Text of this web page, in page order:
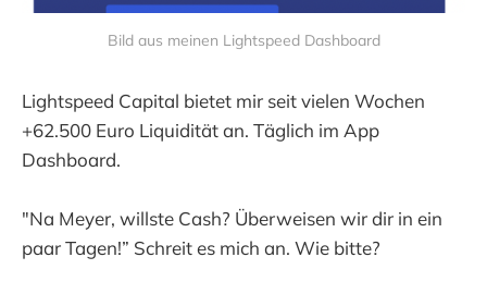
Bild aus meinen Lightspeed Dashboard
Lightspeed Capital bietet mir seit vielen Wochen
+62.500 Euro Liquidität an. Täglich im App
Dashboard.
"Na Meyer, willste Cash? Überweisen wir dir in ein
paar Tagen!” Schreit es mich an. Wie bitte?